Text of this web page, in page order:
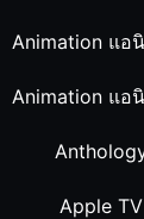
Animation แอ
Animation แอ
Apple TV